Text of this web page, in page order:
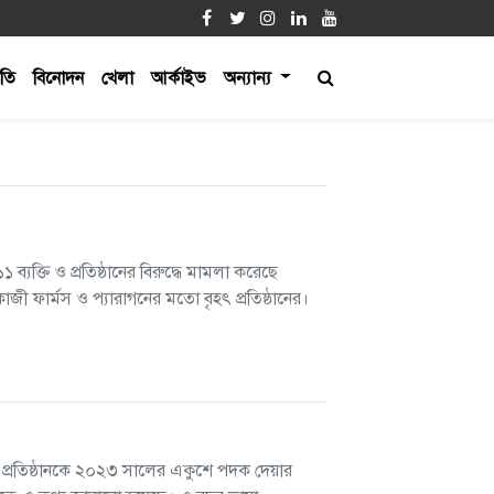
বিনোদন খেলা আর্কাইভ অন্যান্য
ও প্রতিষ্ঠানের বিরুদ্ধে মামলা করেছে
ফার্মস ও প্যারাগনের মতো বৃহৎ প্রতিষ্ঠানের।
প্রতিষ্ঠানকে ২০২৩ সালের একুশে পদক দেয়ার